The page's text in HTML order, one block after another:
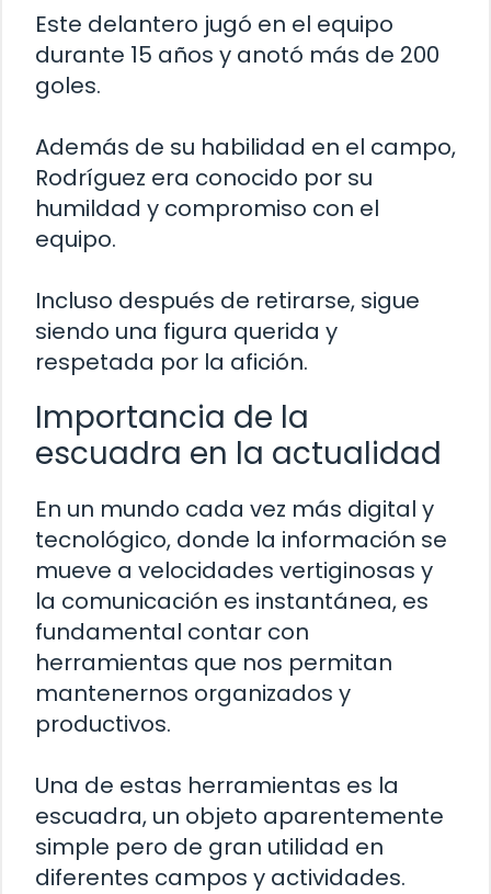
Este delantero jugó en el equipo
durante 15 años y anotó más de 200
goles.
Además de su habilidad en el campo,
Rodríguez era conocido por su
humildad y compromiso con el
equipo.
Incluso después de retirarse, sigue
siendo una figura querida y
respetada por la afición.
Importancia de la
escuadra en la actualidad
En un mundo cada vez más digital y
tecnológico, donde la información se
mueve a velocidades vertiginosas y
la comunicación es instantánea, es
fundamental contar con
herramientas que nos permitan
mantenernos organizados y
productivos.
Una de estas herramientas es la
escuadra, un objeto aparentemente
simple pero de gran utilidad en
diferentes campos y actividades.